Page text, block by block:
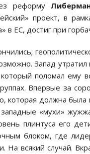
реформу
проект, в
в ЕС, достиг при
Запад утратил
поломал ему
Впервые за
должна была
«мухи»
плинтуса его
блоком, где
всякий случай.